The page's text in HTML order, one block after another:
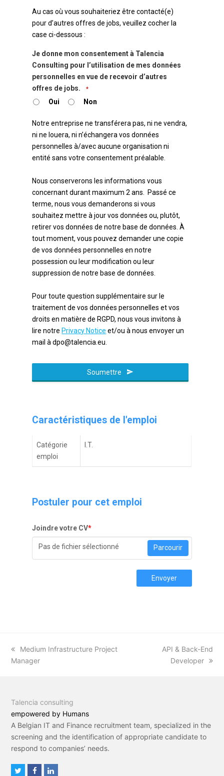
Au cas où vous souhaiteriez être contacté(e)
pour d’autres offres de jobs, veuillez cocher la
case ci-dessous :
Je donne mon consentement à Talencia
Consulting pour l’utilisation de mes données
personnelles en vue de recevoir d’autres
offres de jobs.
*
Oui Non
Notre entreprise ne transférera pas, ni ne vendra,
ni ne louera, ni n’échangera vos données
personnelles à/avec aucune organisation ni
entité sans votre consentement préalable.
Nous conserverons les informations vous
concernant durant maximum 2 ans. Passé ce
terme, nous vous demanderons si vous
souhaitez mettre à jour vos données ou, plutôt,
retirer vos données de notre base de données. À
tout moment, vous pouvez demander une copie
de vos données personnelles en notre
possession ou leur modification ou leur
suppression de notre base de données.
Pour toute question supplémentaire sur le
traitement de vos données personnelles et vos
droits en matière de RGPD, nous vous invitons à
lire notre Privacy Notice et/ou à nous envoyer un
mail à dpo@talencia.eu.
Soumettre
Caractéristiques de l'emploi
Catégorie
emploi
I.T.
Postuler pour cet emploi
Joindre votre CV*
Pas de fichier sélectionné Parcourir
Envoyer
previous
post:
Medium Infrastructure Project
Manager
next
post:
API & Back-End
Developer
Talencia consulting
empowered by Humans
A Belgian IT and Finance recruitment team, specialized in the
screening and the identification of appropriate candidate to
respond to companies’ needs.
F